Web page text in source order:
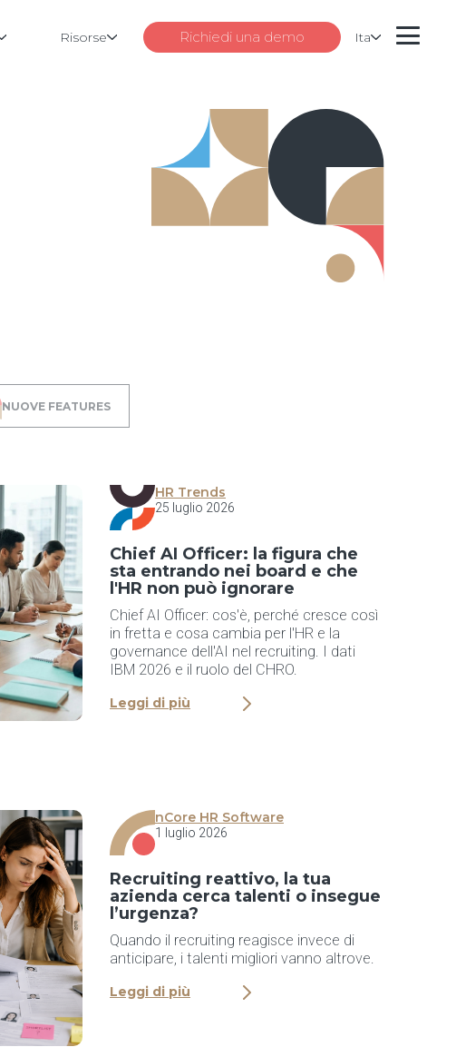
Risorse Richiedi una demo Ita
NUOVE FEATURES
HR Trends
25 luglio 2026
Chief AI Officer: la figura che
sta entrando nei board e che
l'HR non può ignorare
Chief AI Officer: cos'è, perché cresce così
in fretta e cosa cambia per l'HR e la
governance dell'AI nel recruiting. I dati
IBM 2026 e il ruolo del CHRO.
Leggi di più
nCore HR Software
1 luglio 2026
Recruiting reattivo, la tua
azienda cerca talenti o insegue
l’urgenza?
Quando il recruiting reagisce invece di
anticipare, i talenti migliori vanno altrove.
Leggi di più